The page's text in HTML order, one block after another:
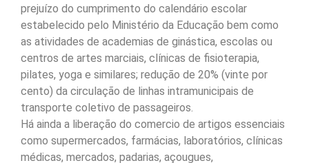
prejuízo do cumprimento do calendário escolar
estabelecido pelo Ministério da Educação bem como
as atividades de academias de ginástica, escolas ou
centros de artes marciais, clínicas de fisioterapia,
pilates, yoga e similares; redução de 20% (vinte por
cento) da circulação de linhas intramunicipais de
transporte coletivo de passageiros.
Há ainda a liberação do comercio de artigos essenciais
como supermercados, farmácias, laboratórios, clínicas
médicas, mercados, padarias, açougues,